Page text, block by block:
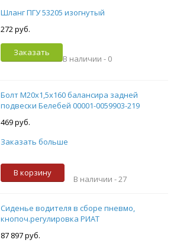
Шланг ПГУ 53205 изогнутый
272 руб.
Заказать
В наличии - 0
Болт М20х1,5х160 балансира задней
подвески Белебей 00001-0059903-219
469 руб.
Заказать больше
В корзину
В наличии - 27
Сиденье водителя в сборе пневмо,
кнопоч.регулировка РИАТ
87 897 руб.